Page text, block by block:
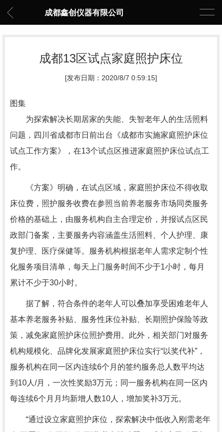
成都鑫创仪器有限公司
成都13区试点家庭照护床位
[发布日期：2020/8/7 0:59:15]
图集
为探索解决长期居家的失能、失智老年人的生活照料
问题，四川省成都市日前出台《成都市实施家庭照护床位
试点工作方案》，在13个试点区推进家庭照护床位试点工
作。
《方案》明确，在试点区域，家庭照护床位不得收取
床位费，照护服务收费在参照当前养老服务市场同类服务
价格的基础上，由服务机构自主合理定价，并报试点区民
政部门备案，主要服务内容涵盖生活照料、个人护理、康
复护理、医疗保健等。服务机构根据老年人需求定制个性
化服务项目清单，每天上门服务时间不少于1小时，每月
累计不少于30小时。
据了解，符合条件的老年人可以叠加享受困难老年人
基本养老服务补贴、服务性床位补贴、长期照护保险等政
策，减免家庭照护床位照护费用。此外，相关部门对服务
机构规模化、品牌化发展家庭照护床位实行“以奖代补”，
服务机构在同一区内连续6个月的签约服务总人数平均达
到10人/月，一次性奖励3万元；同一服务机构在同一区内
每连续6个月月均新增人数10人，增加奖补3万元。
“通过设立家庭照护床位，探索解决中低收入刚需老年